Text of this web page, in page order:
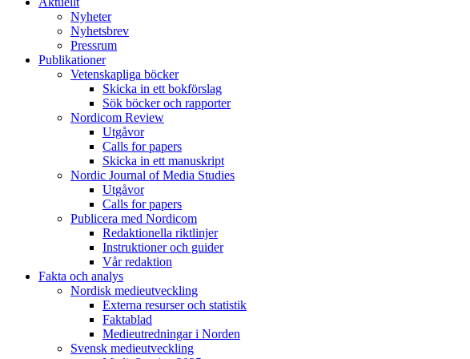
Nyheter
Nyhetsbrev
Pressrum
Publikationer
Vetenskapliga böcker
Skicka in ett bokförslag
Sök böcker och rapporter
Nordicom Review
Utgåvor
Calls for papers
Skicka in ett manuskript
Nordic Journal of Media Studies
Utgåvor
Calls for papers
Publicera med Nordicom
Redaktionella riktlinjer
Instruktioner och guider
Vår redaktion
Fakta och analys
Nordisk medieutveckling
Externa resurser och statistik
Faktablad
Medieutredningar i Norden
Svensk medieutveckling